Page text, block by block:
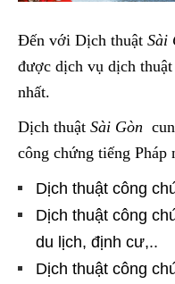
Đến với Dịch thuật Sài
được dịch vụ dịch
nhất.
Dịch thuật Sài Gòn
công chứng tiếng Pháp
Dịch thuật công
Dịch thuật công
du lịch, định cư,..
Dịch thuật công